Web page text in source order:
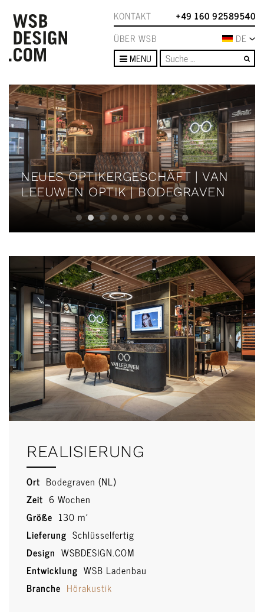
KONTAKT
+49 160 92589540
ÜBER WSB
DE
MENU
NEUES OPTIKERGESCHÄFT | VAN
LEEUWEN OPTIK | BODEGRAVEN
REALISIERUNG
Ort Bodegraven (NL)
Zeit 6 Wochen
Größe 130 m²
Lieferung Schlüsselfertig
Design WSBDESIGN.COM
Entwicklung WSB Ladenbau
Branche Hörakustik